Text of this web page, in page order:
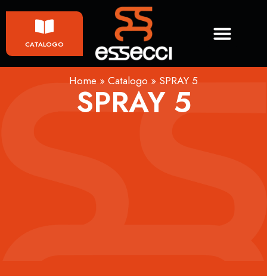
CATALOGO
Home » Catalogo » SPRAY 5
SPRAY 5